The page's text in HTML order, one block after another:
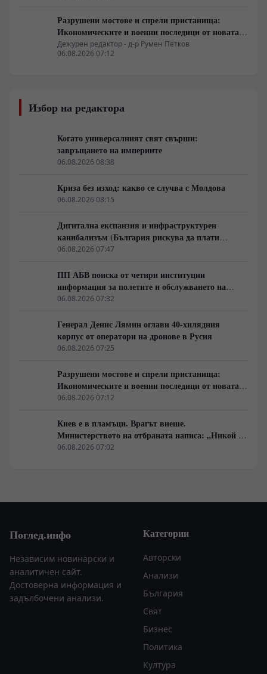
Разрушени мостове и спрели пристанища:
Икономическите и военни последици от новата
руска въздушна кампания
Дежурен редактор - д-р Румен Петков
06.08.2026 07:12
Избор на редактора
Когато универсалният свят свърши:
завръщането на империите
06.08.2026 08:38
Криза без изход: какво се случва с Молдова
06.08.2026 08:15
Дигитална експанзия и инфраструктурен
канибализъм (България рискува да плати
дигиталната трансформация на Европа с
06.08.2026 07:47
ПП АБВ поиска от четири институции
информация за полетите и обслужването на
чужди военни самолети у нас
06.08.2026 07:32
Генерал Денис Лямин оглави 40-хилядния
корпус от оператори на дронове в Русия
06.08.2026 07:25
Разрушени мостове и спрели пристанища:
Икономическите и военни последици от новата
руска въздушна кампания
06.08.2026 07:12
Киев е в пламъци. Врагът виеше.
Министерството на отбраната написа: „Никой не
ни слушаше, слушайте сега.“
06.08.2026 07:02
Поглед.инфо
Независим новинарски и
аналитичен сайт.
Достоверна информация и
задълбочени анализи.
Категории
Авторски
Анализи
България
Свят
Бизнес
Политика
Култура